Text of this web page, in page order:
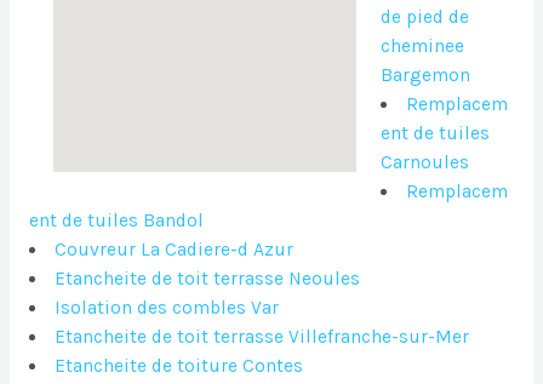
de pied de
cheminee
Bargemon
Remplacem
ent de tuiles
Carnoules
Remplacem
ent de tuiles Bandol
Couvreur La Cadiere-d Azur
Etancheite de toit terrasse Neoules
Isolation des combles Var
Etancheite de toit terrasse Villefranche-sur-Mer
Etancheite de toiture Contes